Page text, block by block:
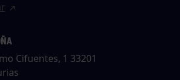
Cifuentes, 1 33201